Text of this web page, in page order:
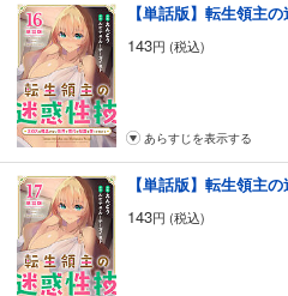
143円 (税込)
あらすじを表示する
143円 (税込)